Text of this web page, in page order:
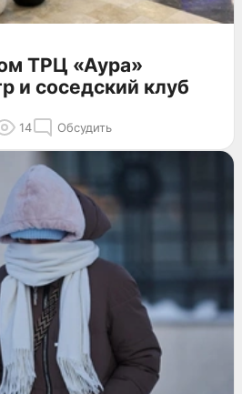
ТРЦ «Аура»
и соседский клуб
14 Обсудить